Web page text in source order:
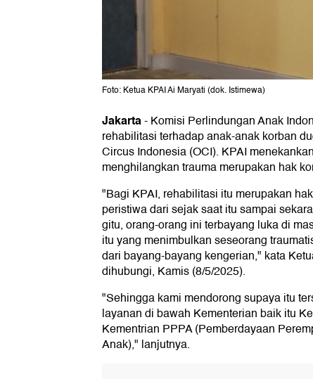
Foto: Ketua KPAI Ai Maryati (dok. Istimewa)
Jakarta-Komisi Perlindungan Anak
rehabilitasi terhadap anak-anak korban
Circus Indonesia (OCI). KPAI
menghilangkan trauma merupakan hak
"Bagi KPAI, rehabilitasi itu merupakan
peristiwa dari sejak saat itu sampai
gitu, orang-orang ini terbayang luka di
itu yang menimbulkan seseorang
dari bayang-bayang kengerian," kata
dihubungi, Kamis (8/5/2025).
"Sehingga kami mendorong supaya itu
layanan di bawah Kementerian baik itu
Kementrian PPPA (Pemberdayaan
Anak)," lanjutnya.